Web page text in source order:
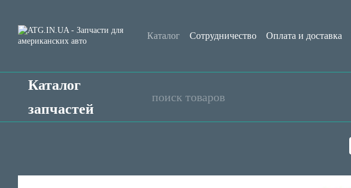
Каталог Сотрудничество Оплата и доставка
Каталог
запчастей